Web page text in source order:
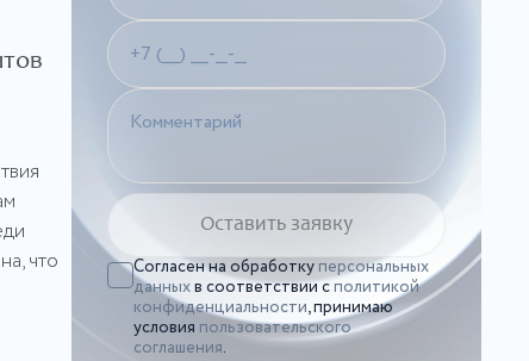
что
Согласен на обработкуперсональных
данныхв соответствии сполитикой
конфиденциальности, принимаю
условия пользовательского
соглашения.